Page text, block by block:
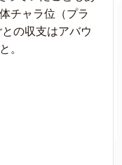
チャラ位（プラ
の収支はアバウ
。